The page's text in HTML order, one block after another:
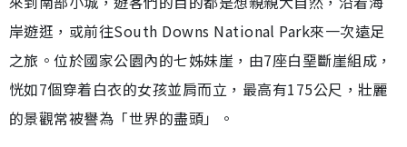
岸遊逛，或前往South Downs National Park來一次遠足
之旅。位於國家公園內的七姊妹崖，由7座白堊斷崖組成，
恍如7個穿着白衣的女孩並肩而立，最高有175公尺，壯麗
的景觀常被譽為「世界的盡頭」。